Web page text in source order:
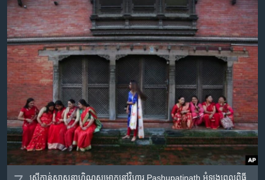
ស្រី្តកាន់សាសនាហិណ្ឌូសម្រាកនៅវិហារ Pashupatinath អំឡុងពេលពិធី